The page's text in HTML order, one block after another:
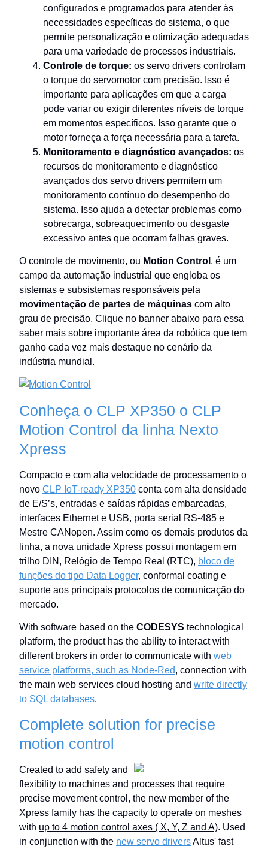
configurados e programados para atender às
necessidades específicas do sistema, o que
permite personalização e otimização adequadas
para uma variedade de processos industriais.
Controle de torque: os servo drivers controlam
o torque do servomotor com precisão. Isso é
importante para aplicações em que a carga
pode variar ou exigir diferentes níveis de torque
em momentos específicos. Isso garante que o
motor forneça a força necessária para a tarefa.
Monitoramento e diagnóstico avançados: os
recursos de monitoramento e diagnóstico
avançados dos servo drivers permitem um
monitoramento contínuo do desempenho do
sistema. Isso ajuda a detectar problemas como
sobrecarga, sobreaquecimento ou desgaste
excessivo antes que ocorram falhas graves.
O controle de movimento, ou Motion Control , é um
campo da automação industrial que engloba os
sistemas e subsistemas responsáveis pela
movimentação de partes de máquinas com alto
grau de precisão. Clique no banner abaixo para essa
saber mais sobre importante área da robótica que tem
ganho cada vez mais destaque no cenário da
indústria mundial.
Conheça o CLP XP350 o CLP
Motion Control da linha Nexto
Xpress
Compacto e com alta velocidade de processamento o
novo CLP IoT-ready XP350 conta com alta densidade
de E/S’s, entradas e saídas rápidas embarcadas,
interfaces Ethernet e USB, porta serial RS-485 e
Mestre CANopen. Assim como os demais produtos da
linha, a nova unidade Xpress possui montagem em
trilho DIN, Relógio de Tempo Real (RTC), bloco de
funções do tipo Data Logger, conformal coating e
suporte aos principais protocolos de comunicação do
mercado.
With software based on the CODESYS technological
platform, the product has the ability to interact with
different brokers in order to communicate with web
service platforms, such as Node-Red, connection with
the main web services cloud hosting and write directly
to SQL databases.
Complete solution for precise
motion control
Created to add safety and
flexibility to machines and processes that require
precise movement control, the new member of the
Xpress family has the capacity to operate on meshes
with up to 4 motion control axes ( X, Y, Z and A). Used
in conjunction with the new servo driversAltus' fast